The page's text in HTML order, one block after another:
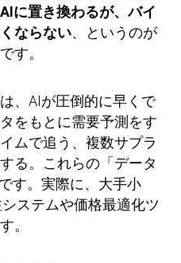
に置き換わるが、バイ
ならない、というのが
す。
、AIが圧倒的に早くで
をもとに需要予測をす
ムで追う、複数サプラ
る。これらの「データ
す。実際に、大手小
ステムや価格最適化ツ
。